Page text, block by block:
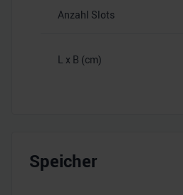
Anzahl Slots
L x B (cm)
Speicher